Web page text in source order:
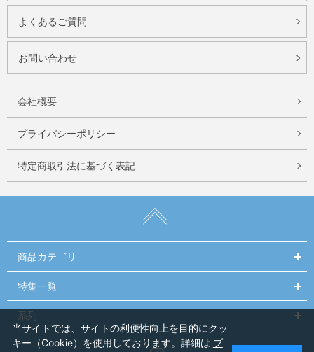
よくあるご質問
お問い合わせ
会社概要
プライバシーポリシー
特定商取引法に基づく表記
商品カテゴリ
特集一覧
系列
当サイトでは、サイトの利便性向上を目的にクッ
キー（Cookie）を使用しております。詳細は プ